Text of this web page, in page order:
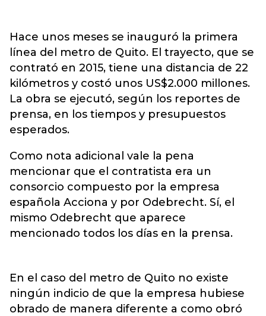
Hace unos meses se inauguró la primera
línea del metro de Quito. El trayecto, que se
contrató en 2015, tiene una distancia de 22
kilómetros y costó unos US$2.000 millones.
La obra se ejecutó, según los reportes de
prensa, en los tiempos y presupuestos
esperados.
Como nota adicional vale la pena
mencionar que el contratista era un
consorcio compuesto por la empresa
española Acciona y por Odebrecht. Sí, el
mismo Odebrecht que aparece
mencionado todos los días en la prensa.
En el caso del metro de Quito no existe
ningún indicio de que la empresa hubiese
obrado de manera diferente a como obró